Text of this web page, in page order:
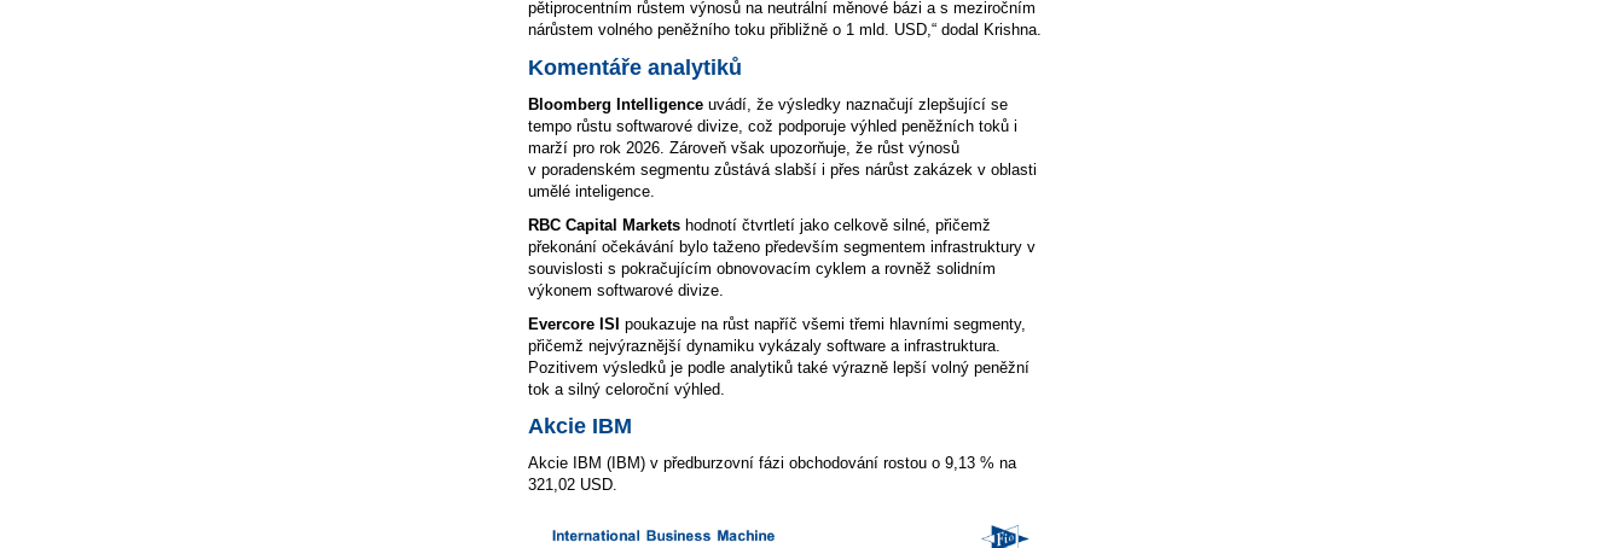
pětiprocentním růstem výnosů na neutrální měnové bázi a s meziročním
nárůstem volného peněžního toku přibližně o 1 mld. USD,“ dodal Krishna.
Komentáře analytiků
Bloomberg Intelligence uvádí, že výsledky naznačují zlepšující se
tempo růstu softwarové divize, což podporuje výhled peněžních toků i
marží pro rok 2026. Zároveň však upozorňuje, že růst výnosů
v poradenském segmentu zůstává slabší i přes nárůst zakázek v oblasti
umělé inteligence.
RBC Capital Markets hodnotí čtvrtletí jako celkově silné, přičemž
překonání očekávání bylo taženo především segmentem infrastruktury v
souvislosti s pokračujícím obnovovacím cyklem a rovněž solidním
výkonem softwarové divize.
Evercore ISI poukazuje na růst napříč všemi třemi hlavními segmenty,
přičemž nejvýraznější dynamiku vykázaly software a infrastruktura.
Pozitivem výsledků je podle analytiků také výrazně lepší volný peněžní
tok a silný celoroční výhled.
Akcie IBM
Akcie IBM (IBM) v předburzovní fázi obchodování rostou o 9,13 % na
321,02 USD.